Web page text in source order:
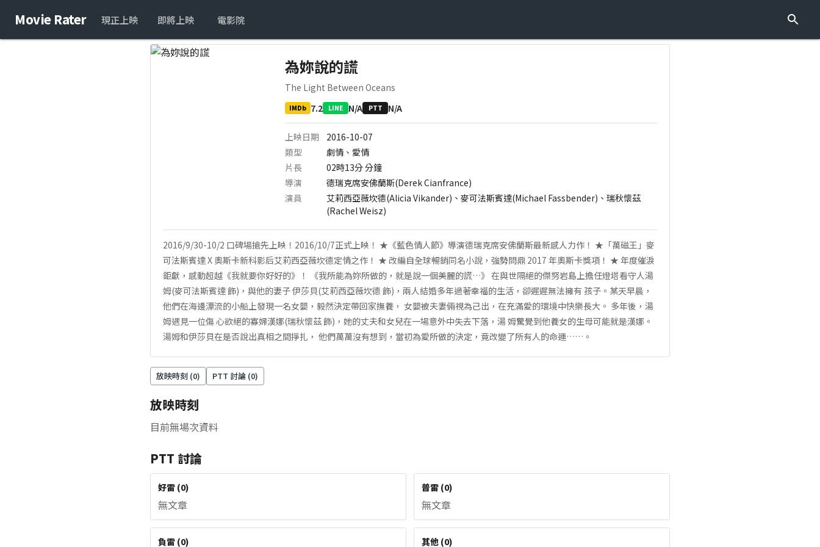
Movie Rater 現正上映 即將上映 電影院
為妳說的謊
The Light Between Oceans
IMDb 7.2 LINE N/A PTT N/A
上映日期
2016-10-07
類型
劇情、愛情
片長
02時13分分鐘
導演
德瑞克席安佛蘭斯(Derek Cianfrance)
演員
艾莉西亞薇坎德(Alicia Vikander)、麥可法斯賓達(Michael Fassbender)、瑞秋懷茲
(Rachel Weisz)
2016/9/30-10/2 口碑場搶先上映！2016/10/7正式上映！ ★《藍色情人節》導演德瑞克席安佛蘭斯最新感人力作！ ★「萬磁王」麥
可法斯賓達 X 奧斯卡新科影后艾莉西亞薇坎德定情之作！ ★ 改編自全球暢銷同名小說，強勢問鼎 2017 年奧斯卡獎項！ ★ 年度催淚
鉅獻，感動超越《我就要你好好的》！ 《我所能為妳所做的，就是說一個美麗的謊…》 在與世隔絕的傑努岩島上擔任燈塔看守人湯
姆(麥可法斯賓達 飾)，與他的妻子 伊莎貝(艾莉西亞薇坎德 飾)，兩人結婚多年過著幸福的生活，卻遲遲無法擁有 孩子。某天早晨，
他們在海邊漂流的小船上發現一名女嬰，毅然決定帶回家撫養， 女嬰被夫妻倆視為己出，在充滿愛的環境中快樂長大。 多年後，湯
姆遇見一位傷 心欲絕的寡婦漢娜(瑞秋懷茲 飾)，她的丈夫和女兒在一場意外中失去下落，湯 姆驚覺到他養女的生母可能就是漢娜。
湯姆和伊莎貝在是否說出真相之間掙扎， 他們萬萬沒有想到，當初為愛所做的決定，竟改變了所有人的命運……。
放映時刻 (0) PTT 討論 (0)
放映時刻
目前無場次資料
PTT 討論
好雷 (0)
無文章
普雷 (0)
無文章
負雷 (0) 其他 (0)